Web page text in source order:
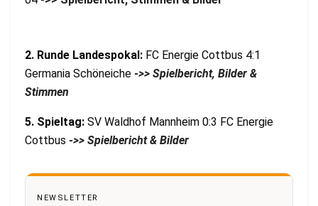
2. Runde Landespokal: FC Energie Cottbus 4:1
Germania Schöneiche ->> Spielbericht, Bilder &
Stimmen
5. Spieltag: SV Waldhof Mannheim 0:3 FC Energie
Cottbus ->> Spielbericht & Bilder
NEWSLETTER